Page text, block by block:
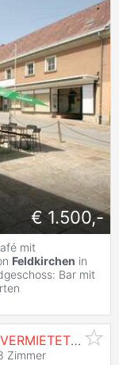
€ 1.500,-
mit
Feldkirchen in
Bar mit
Wohnung TOP 6 inkl. Dachterrasse - VERMIETET - ZENTRUMSLAGE -
Zimmer